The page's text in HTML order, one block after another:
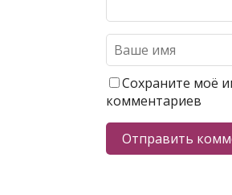
Сохраните моё
комментариев